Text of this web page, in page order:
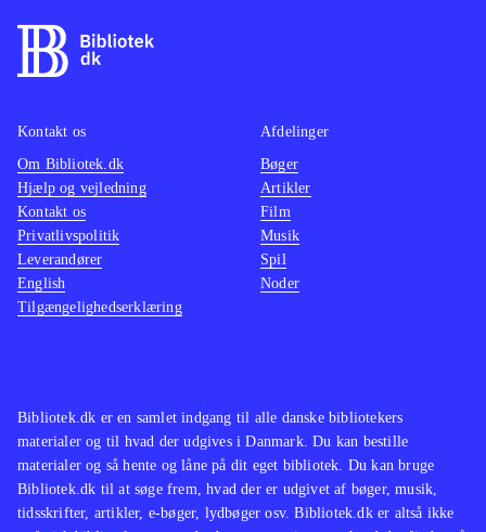
Bibliotek.dk er en samlet indgang til alle danske bibliotekers
materialer og til hvad der udgives i Danmark. Du kan bestille
materialer og så hente og låne på dit eget bibliotek. Du kan bruge
Bibliotek.dk til at søge frem, hvad der er udgivet af bøger, musik,
tidsskrifter, artikler, e-bøger, lydbøger osv. Bibliotek.dk er altså ikke
Kontakt os
Om Bibliotek.dk
Hjælp og vejledning
Kontakt os
Privatlivspolitik
Leverandører
English
Tilgængelighedserklæring
Afdelinger
Bøger
Artikler
Film
Musik
Spil
Noder